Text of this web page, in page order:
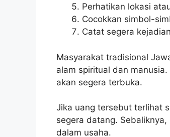
Perhatikan lokasi
Cocokkan simbol-
Catat segera
Masyarakat tradisional
alam spiritual dan
akan segera terbuka.
Jika uang tersebut terlihat
segera datang.
dalam usaha.